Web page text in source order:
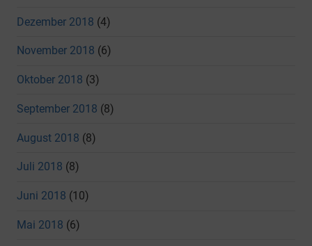
Dezember 2018 (4)
November 2018 (6)
Oktober 2018 (3)
September 2018 (8)
August 2018 (8)
Juli 2018 (8)
Juni 2018 (10)
Mai 2018 (6)